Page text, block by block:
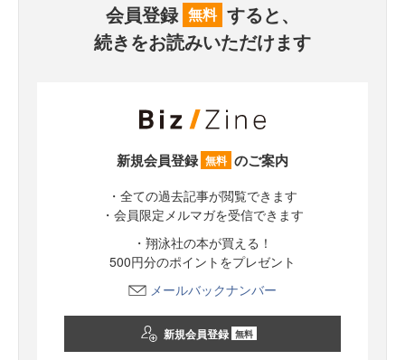
会員登録 無料 すると、
続きをお読みいただけます
新規会員登録 無料 のご案内
・全ての過去記事が閲覧できます
・会員限定メルマガを受信できます
・翔泳社の本が買える！
500円分のポイントをプレゼント
メールバックナンバー
新規会員登録 無料